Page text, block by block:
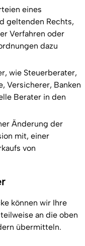
eines
geltenden Rechts,
Verfahren oder
dazu
wie Steuerberater,
Versicherer, Banken
Berater in den
Änderung der
mit, einer
von
können wir Ihre
an die oben
übermitteln.